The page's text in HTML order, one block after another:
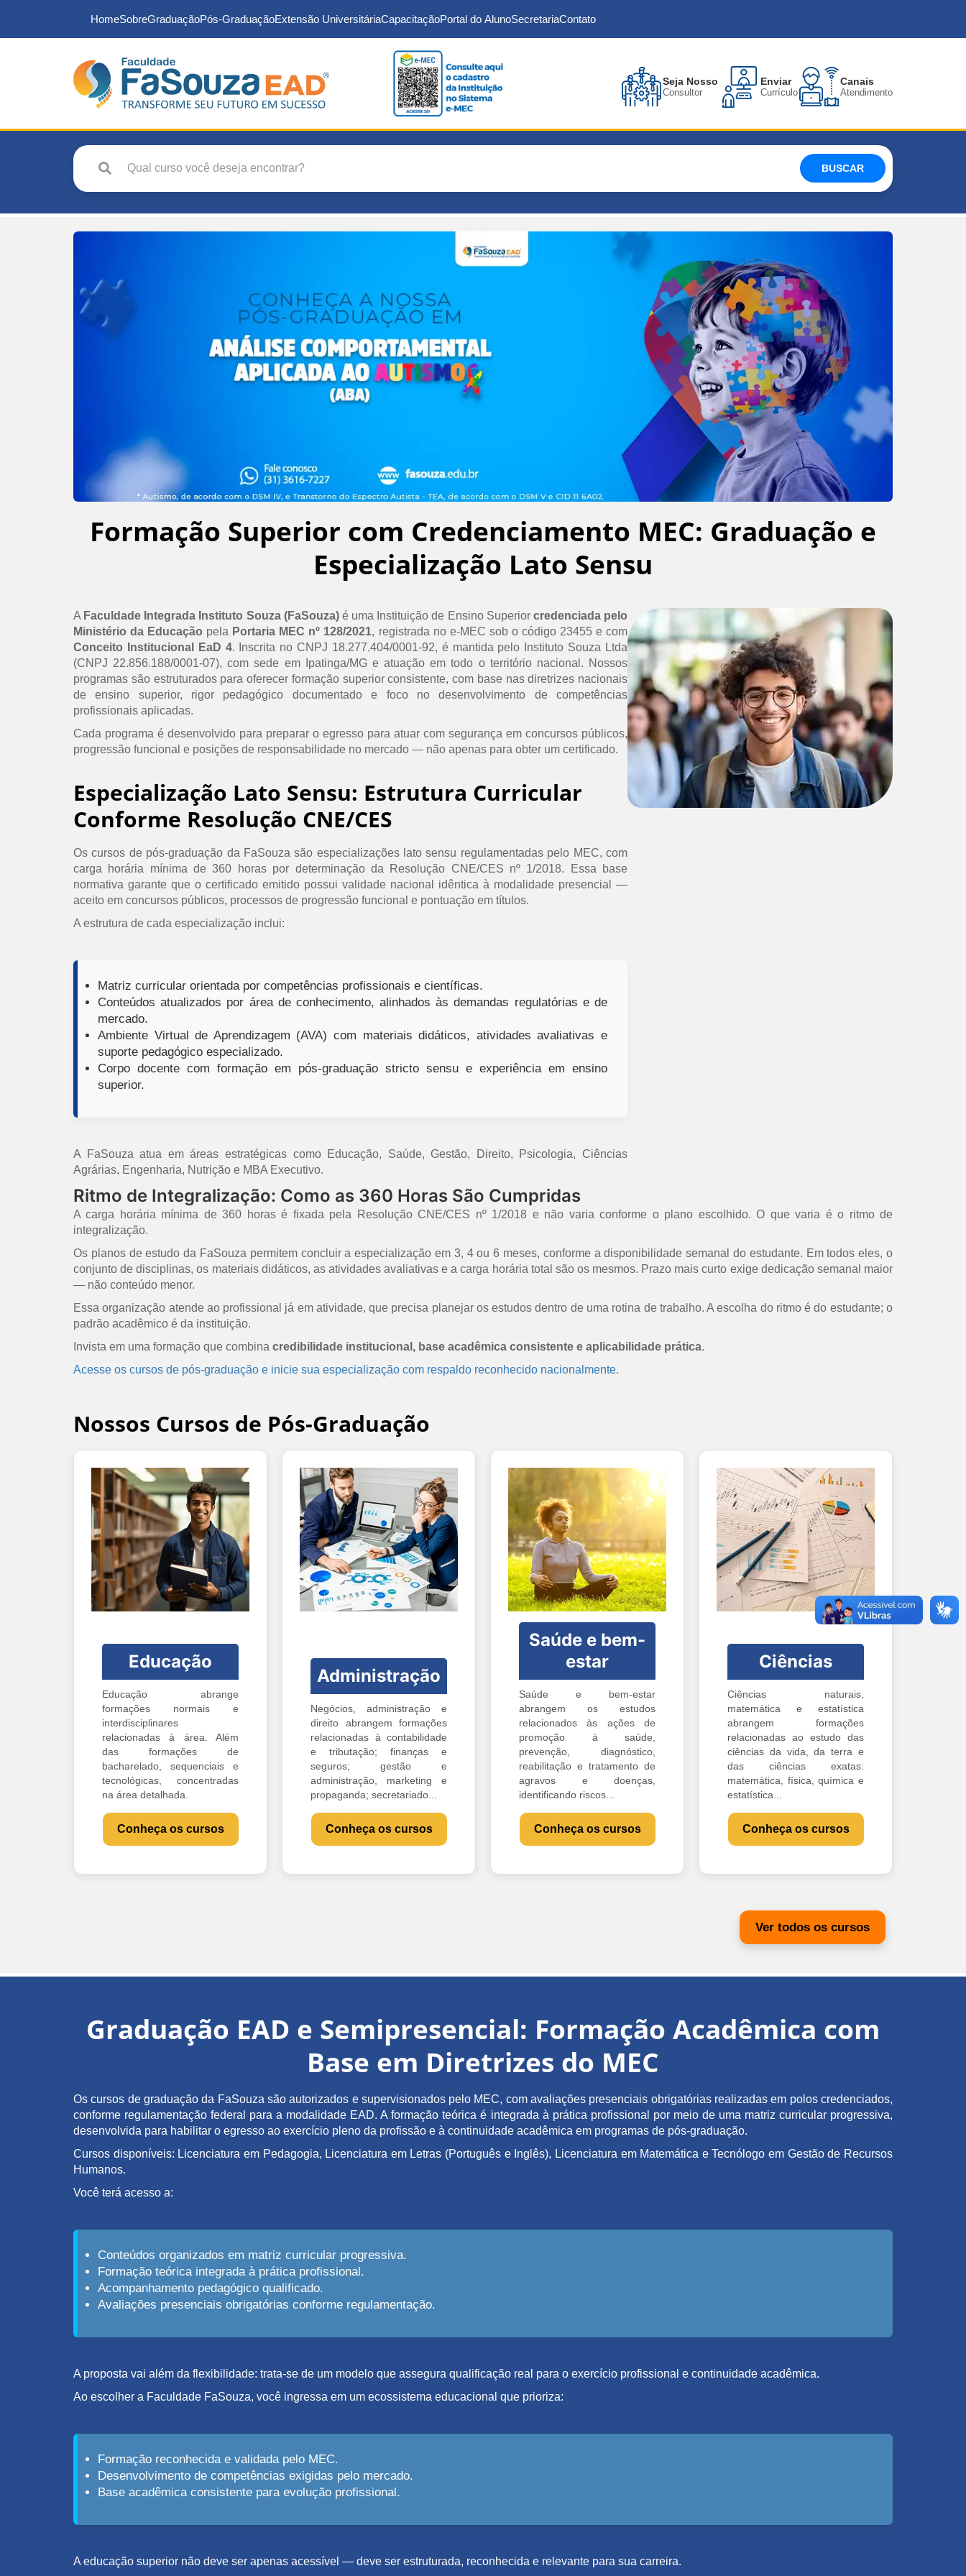
HomeSobreGraduaçãoPós-GraduaçãoExtensão UniversitáriaCapacitaçãoPortal do AlunoSecretariaContato
Seja Nosso
Consultor
Enviar
Currículo
Canais
Atendimento
BUSCAR
Formação Superior com Credenciamento MEC: Graduação e
Especialização Lato Sensu
A Faculdade Integrada Instituto Souza (FaSouza)é uma Instituição de Ensino Superior credenciada pelo
Ministério da Educação pela Portaria MEC nº 128/2021, registrada no e-MEC sob o código 23455 e com
Conceito Institucional EaD 4. Inscrita no CNPJ 18.277.404/0001-92, é mantida pelo Instituto Souza Ltda
(CNPJ 22.856.188/0001-07), com sede em Ipatinga/MG e atuação em todo o território nacional. Nossos
programas são estruturados para oferecer formação superior consistente, com base nas diretrizes nacionais
de ensino superior, rigor pedagógico documentado e foco no desenvolvimento de competências
profissionais aplicadas.
Cada programa é desenvolvido para preparar o egresso para atuar com segurança em concursos públicos,
progressão funcional e posições de responsabilidade no mercado — não apenas para obter um certificado.
Especialização Lato Sensu: Estrutura Curricular
Conforme Resolução CNE/CES
Os cursos de pós-graduação da FaSouza são especializações lato sensu regulamentadas pelo MEC, com
carga horária mínima de 360 horas por determinação da Resolução CNE/CES nº 1/2018. Essa base
normativa garante que o certificado emitido possui validade nacional idêntica à modalidade presencial —
aceito em concursos públicos, processos de progressão funcional e pontuação em títulos.
A estrutura de cada especialização inclui:
Matriz curricular orientada por competências profissionais e científicas.
Conteúdos atualizados por área de conhecimento, alinhados às demandas regulatórias e de
mercado.
Ambiente Virtual de Aprendizagem (AVA) com materiais didáticos, atividades avaliativas e
suporte pedagógico especializado.
Corpo docente com formação em pós-graduação stricto sensu e experiência em ensino
superior.
A FaSouza atua em áreas estratégicas como Educação, Saúde, Gestão, Direito, Psicologia, Ciências
Agrárias, Engenharia, Nutrição e MBA Executivo.
Ritmo de Integralização: Como as 360 Horas São Cumpridas
A carga horária mínima de 360 horas é fixada pela Resolução CNE/CES nº 1/2018 e não varia conforme o plano escolhido. O que varia é o ritmo de
integralização.
Os planos de estudo da FaSouza permitem concluir a especialização em 3, 4 ou 6 meses, conforme a disponibilidade semanal do estudante. Em todos eles, o
conjunto de disciplinas, os materiais didáticos, as atividades avaliativas e a carga horária total são os mesmos. Prazo mais curto exige dedicação semanal maior
— não conteúdo menor.
Essa organização atende ao profissional já em atividade, que precisa planejar os estudos dentro de uma rotina de trabalho. A escolha do ritmo é do estudante; o
padrão acadêmico é da instituição.
Invista em uma formação que combina credibilidade institucional, base acadêmica consistente e aplicabilidade prática.
Acesse os cursos de pós-graduação e inicie sua especialização com respaldo reconhecido nacionalmente.
Nossos Cursos de Pós-Graduação
Educação
Educação abrange
formações normais e
interdisciplinares
relacionadas à área. Além
das formações de
bacharelado, sequenciais e
tecnológicas, concentradas
na área detalhada.
Conheça os cursos
Administração
Negócios, administração e
direito abrangem formações
relacionadas à contabilidade
e tributação; finanças e
seguros; gestão e
administração, marketing e
propaganda; secretariado...
Conheça os cursos
Saúde e bem-
estar
Saúde e bem-estar
abrangem os estudos
relacionados às ações de
promoção à saúde,
prevenção, diagnóstico,
reabilitação e tratamento de
agravos e doenças,
identificando riscos...
Conheça os cursos
Ciências
Ciências naturais,
matemática e estatística
abrangem formações
relacionadas ao estudo das
ciências da vida, da terra e
das ciências exatas:
matemática, física, química e
estatística...
Conheça os cursos
Ver todos os cursos
Graduação EAD e Semipresencial: Formação Acadêmica com
Base em Diretrizes do MEC
Os cursos de graduação da FaSouza são autorizados e supervisionados pelo MEC, com avaliações presenciais obrigatórias realizadas em polos credenciados,
conforme regulamentação federal para a modalidade EAD. A formação teórica é integrada à prática profissional por meio de uma matriz curricular progressiva,
desenvolvida para habilitar o egresso ao exercício pleno da profissão e à continuidade acadêmica em programas de pós-graduação.
Cursos disponíveis: Licenciatura em Pedagogia, Licenciatura em Letras (Português e Inglês), Licenciatura em Matemática e Tecnólogo em Gestão de Recursos
Humanos.
Você terá acesso a:
Conteúdos organizados em matriz curricular progressiva.
Formação teórica integrada à prática profissional.
Acompanhamento pedagógico qualificado.
Avaliações presenciais obrigatórias conforme regulamentação.
A proposta vai além da flexibilidade: trata-se de um modelo que assegura qualificação real para o exercício profissional e continuidade acadêmica.
Ao escolher a Faculdade FaSouza, você ingressa em um ecossistema educacional que prioriza:
Formação reconhecida e validada pelo MEC.
Desenvolvimento de competências exigidas pelo mercado.
Base acadêmica consistente para evolução profissional.
A educação superior não deve ser apenas acessível — deve ser estruturada, reconhecida e relevante para sua carreira.